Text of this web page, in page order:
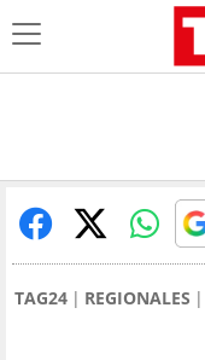
TAG24 REGIONALES